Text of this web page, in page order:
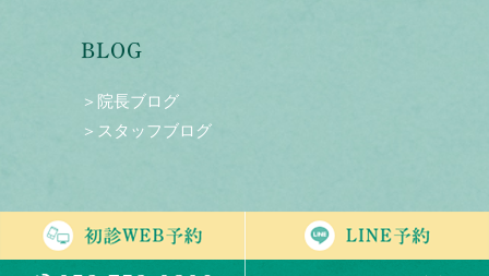
BLOG
＞院長ブログ
＞スタッフブログ